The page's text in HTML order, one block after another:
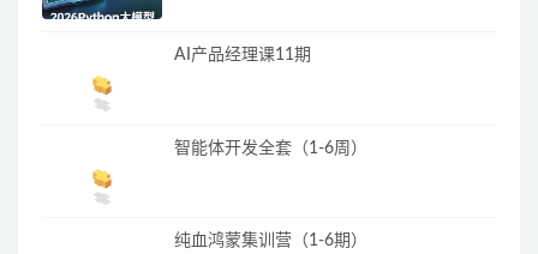
AI产品经理课11期
智能体开发全套（1-6周）
纯血鸿蒙集训营（1-6期）